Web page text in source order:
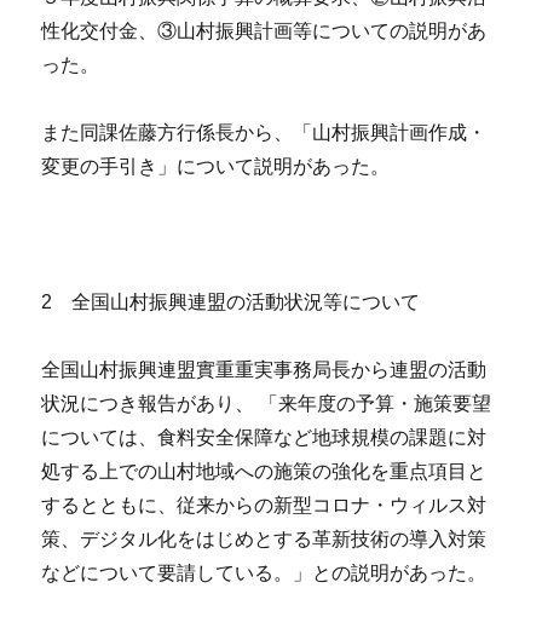
性化交付金、③山村振興計画等についての説明があ
った。
また同課佐藤方行係長から、「山村振興計画作成・
変更の手引き」について説明があった。
2 全国山村振興連盟の活動状況等について
全国山村振興連盟實重重実事務局長から連盟の活動
状況につき報告があり、 「来年度の予算・施策要望
については、食料安全保障など地球規模の課題に対
処する上での山村地域への施策の強化を重点項目と
するとともに、従来からの新型コロナ・ウィルス対
策、デジタル化をはじめとする革新技術の導入対策
などについて要請している。」との説明があった。